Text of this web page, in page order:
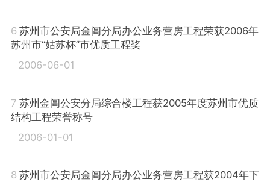
6 苏州市公安局金阊分局办公业务营房工程荣获2006年
苏州市“姑苏杯”市优质工程奖
2006-06-01
7 苏州金阊公安分局综合楼工程获2005年度苏州市优质
结构工程荣誉称号
2006-01-01
8 苏州市公安局金阊分局办公业务营房工程获2004年下